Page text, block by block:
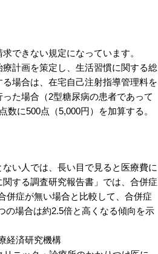
できない規定になっています。
計画を策定し、生活習慣に関する総
場合は、在宅自己注射指導管理料を
た場合（2型糖尿病の患者であって
に500点（5,000円）を加算する。
い人では、長い目で見ると医療費に
する調査研究報告書」では、合併症
併症が無い場合と比較して、合併症
の場合は約2.5倍と高くなる傾向を示
経済研究機構